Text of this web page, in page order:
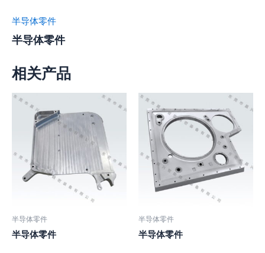
半导体零件
半导体零件
相关产品
半导体零件
半导体零件
半导体零件
半导体零件